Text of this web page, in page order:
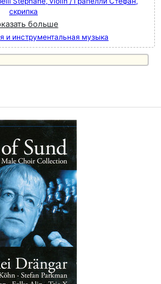
скрипка
больше
и инструментальная музыка